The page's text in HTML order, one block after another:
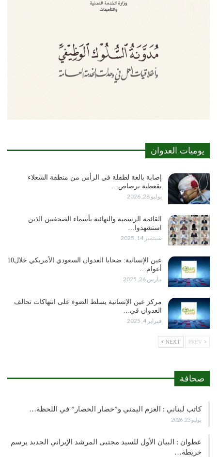
يوميات العدوان
إصابة بالغة لطفلة في الرأس من منطقة الشعلاء
بقعطبة برصاص…
يوليو 28, 2026
القائمة الرسمية والنهائية بأسماء الصحفيين الذين
استشهدوا…
سبتمبر 14, 2025
عين الإنسانية: ضحايا العدوان السعودي الأمريكي خلال10
أعوام…
مارس 26, 2025
مركز عين الإنسانية يسلط الضوء على انتهاكات تحالف
العدوان في…
فبراير 4, 2025
NEXT
صحافة
كاتب لبناني : العزم اليمني و”حصار الحصار” في اللحظة…
يوليو 23, 2026
عطوان : البيان الأول للسيد مجتبى المرشد الإيراني الجديد يرسم
خريطة…